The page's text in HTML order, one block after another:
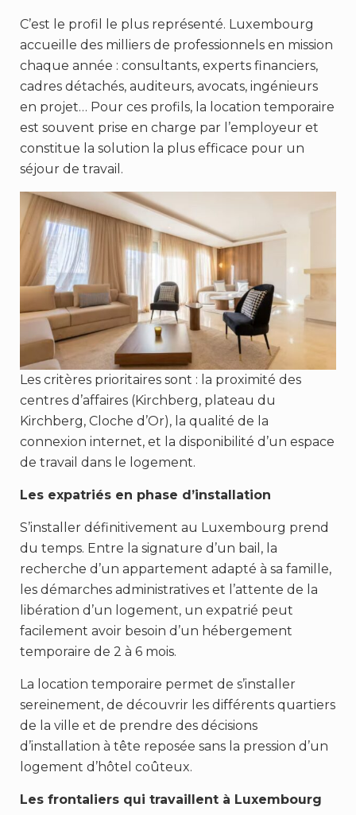
C’est le profil le plus représenté. Luxembourg
accueille des milliers de professionnels en mission
chaque année : consultants, experts financiers,
cadres détachés, auditeurs, avocats, ingénieurs
en projet… Pour ces profils, la location temporaire
est souvent prise en charge par l’employeur et
constitue la solution la plus efficace pour un
séjour de travail.
Les critères prioritaires sont : la proximité des
centres d’affaires (Kirchberg, plateau du
Kirchberg, Cloche d’Or), la qualité de la
connexion internet, et la disponibilité d’un espace
de travail dans le logement.
Les expatriés en phase d’installation
S’installer définitivement au Luxembourg prend
du temps. Entre la signature d’un bail, la
recherche d’un appartement adapté à sa famille,
les démarches administratives et l’attente de la
libération d’un logement, un expatrié peut
facilement avoir besoin d’un hébergement
temporaire de 2 à 6 mois.
La location temporaire permet de s’installer
sereinement, de découvrir les différents quartiers
de la ville et de prendre des décisions
d’installation à tête reposée sans la pression d’un
logement d’hôtel coûteux.
Les frontaliers qui travaillent à Luxembourg